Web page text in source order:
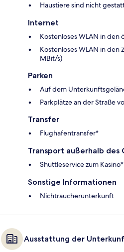
Haustiere sind nicht
Internet
Kostenloses WLAN in
Kostenloses WLAN in
MBit/s)
Parken
Auf dem
Parkplätze an der Straße
Transfer
Flughafentransfer*
Transport außerhalb des
Shuttleservice zum Kasino*
Sonstige Informationen
Nichtraucherunterkunft
Ausstattung der